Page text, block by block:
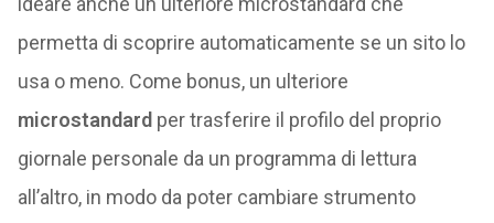
permetta di scoprire automaticamente se un sito lo
usa o meno. Come bonus, un ulteriore
microstandard per trasferire il profilo del proprio
giornale personale da un programma di lettura
all’altro, in modo da poter cambiare strumento